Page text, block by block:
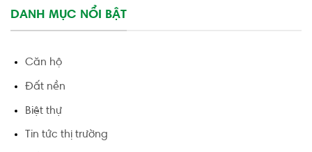
DANH MỤC NỔI BẬT
Căn hộ
Đất nền
Biệt thự
Tin tức thị trường